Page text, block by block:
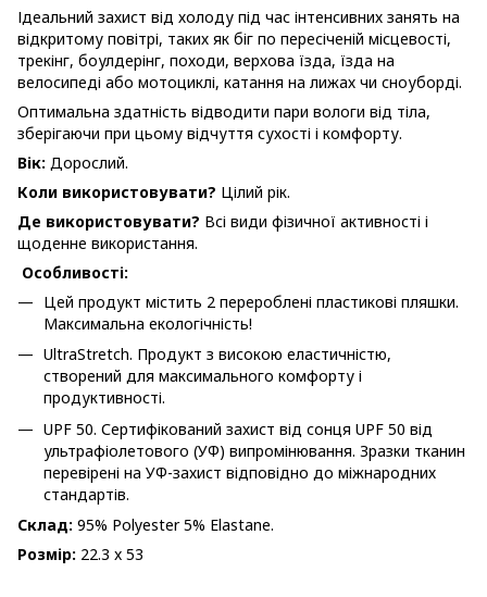
Ідеальний захист від холоду під час інтенсивних занять на
відкритому повітрі, таких як біг по пересіченій місцевості,
трекінг, боулдерінг, походи, верхова їзда, їзда на
велосипеді або мотоциклі, катання на лижах чи сноуборді.
Оптимальна здатність відводити пари вологи від тіла,
зберігаючи при цьому відчуття сухості і комфорту.
Вік: Дорослий.
Коли використовувати? Цілий рік.
Де використовувати? Всі види фізичної активності і
щоденне використання.
Особливості:
Цей продукт містить 2 перероблені пластикові пляшки.
Максимальна екологічність!
UltraStretch. Продукт з високою еластичністю,
створений для максимального комфорту і
продуктивності.
UPF 50. Сертифікований захист від сонця UPF 50 від
ультрафіолетового (УФ) випромінювання. Зразки тканин
перевірені на УФ-захист відповідно до міжнародних
стандартів.
Склад: 95% Polyester 5% Elastane.
Розмір: 22.3 x 53